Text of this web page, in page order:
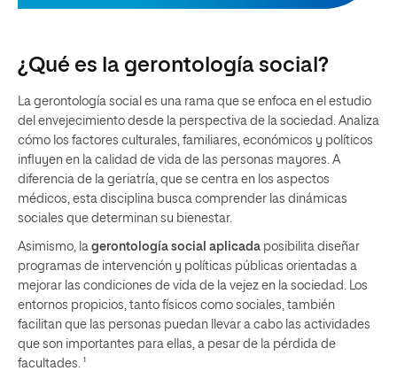
¿Qué es la gerontología social?
La gerontología social es una rama que se enfoca en el estudio
del envejecimiento desde la perspectiva de la sociedad. Analiza
cómo los factores culturales, familiares, económicos y políticos
influyen en la calidad de vida de las personas mayores. A
diferencia de la geriatría, que se centra en los aspectos
médicos, esta disciplina busca comprender las dinámicas
sociales que determinan su bienestar.
Asimismo, la gerontología social aplicada posibilita diseñar
programas de intervención y políticas públicas orientadas a
mejorar las condiciones de vida de la vejez en la sociedad. Los
entornos propicios, tanto físicos como sociales, también
facilitan que las personas puedan llevar a cabo las actividades
que son importantes para ellas, a pesar de la pérdida de
facultades. ¹